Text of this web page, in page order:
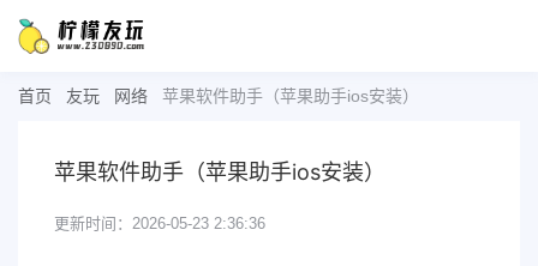
首页 友玩 网络 苹果软件助手（苹果助手ios安装）
苹果软件助手（苹果助手ios安装）
更新时间：2026-05-23 2:36:36